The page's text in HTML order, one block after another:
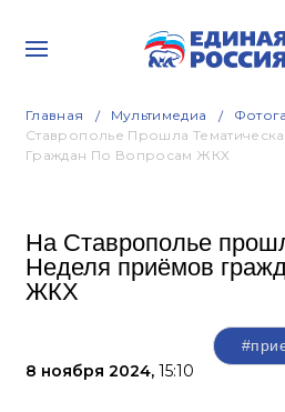
Главная Мультимедиа
Ставрополье Прошла
Граждан По Вопросам ЖКХ
На Ставрополье
Неделя приёмов
ЖКХ
8 ноября 2024, 15:10